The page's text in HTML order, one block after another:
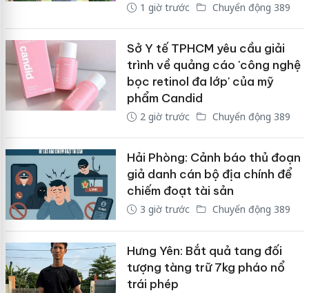
1 giờ trước Chuyển động 389
Sở Y tế TPHCM yêu cầu giải
trình về quảng cáo 'công nghệ
bọc retinol đa lớp' của mỹ
phẩm Candid
2 giờ trước Chuyển động 389
Hải Phòng: Cảnh báo thủ đoạn
giả danh cán bộ địa chính để
chiếm đoạt tài sản
3 giờ trước Chuyển động 389
Hưng Yên: Bắt quả tang đối
tượng tàng trữ 7kg pháo nổ
trái phép